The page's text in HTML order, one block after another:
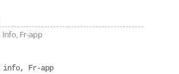
info, Fr-app